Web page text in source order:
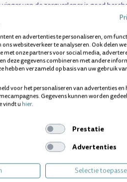
vinger van de zorgverlener is goed
die de risico’s
gebruik van de ViniGiGipro is
kaken op het instrument kan laten
ViniGiGipro is even eenvoudig te
mondzorg is een belangrijk onderdeel
Een gezond gebit is van
en welzijn van de persoon die
in verpakkingen van 3 en 25 stuks.
kunt u vinden in de volgende
en advertenties te personaliseren, om
ons websiteverkeer te analyseren. Ook delen
met onze partners voor social media,
deze gegevens combineren met andere
hebben verzameld op basis van uw gebruik
voor het personaliseren van advertenties en
Gegevens kunnen worden
vindt uhier.
Prestatie
Advertenties
Selectie